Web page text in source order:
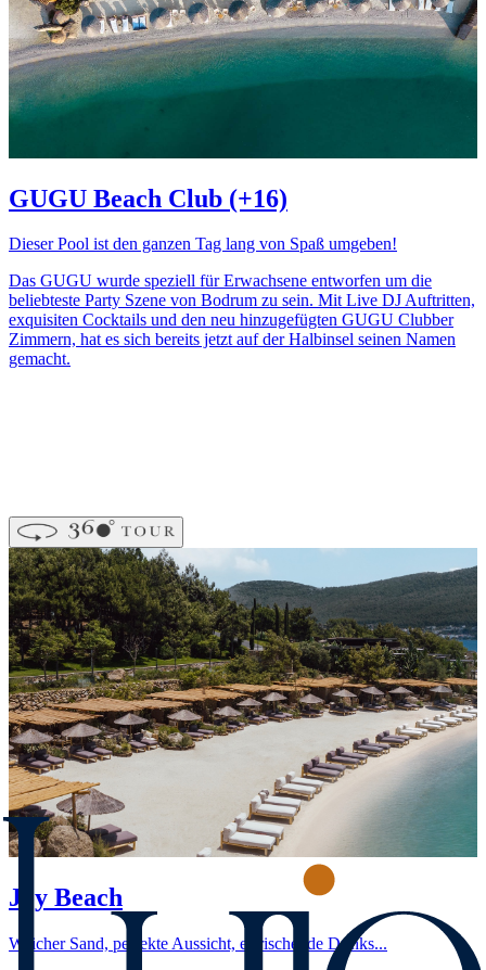
GUGU Beach Club (+16)
Dieser Pool ist den ganzen Tag lang von Spaß umgeben!
Das GUGU wurde speziell für Erwachsene entworfen um die
beliebteste Party Szene von Bodrum zu sein. Mit Live DJ Auftritten,
exquisiten Cocktails und den neu hinzugefügten GUGU Clubber
Zimmern, hat es sich bereits jetzt auf der Halbinsel seinen Namen
gemacht.
Joy Beach
Weicher Sand, perfekte Aussicht, erfrischende Drinks...